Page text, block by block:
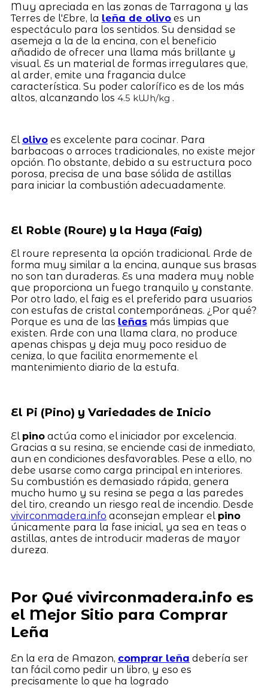
Muy apreciada en las zonas de Tarragona y las
Terres de l'Ebre, la leña de olivoes un
espectáculo para los sentidos. Su densidad se
asemeja a la de la encina, con el beneficio
añadido de ofrecer una llama más brillante y
visual. Es un material de formas irregulares que,
al arder, emite una fragancia dulce
característica. Su poder calorífico es de los más
altos, alcanzando los 4.5 kWh/kg .
El olivoes excelente para cocinar. Para
barbacoas o arroces tradicionales, no existe mejor
opción. No obstante, debido a su estructura poco
porosa, precisa de una base sólida de astillas
para iniciar la combustión adecuadamente.
El Roble (Roure) y la Haya (Faig)
El roure representa la opción tradicional. Arde de
forma muy similar a la encina, aunque sus brasas
no son tan duraderas. Es una madera muy noble
que proporciona un fuego tranquilo y constante.
Por otro lado, el faig es el preferido para usuarios
con estufas de cristal contemporáneas. ¿Por qué?
Porque es una de las leñasmás limpias que
existen. Arde con una llama clara, no produce
apenas chispas y deja muy poco residuo de
ceniza, lo que facilita enormemente el
mantenimiento diario de la estufa.
El Pi (Pino) y Variedades de Inicio
El pinoactúa como el iniciador por excelencia.
Gracias a su resina, se enciende casi de inmediato,
aun en condiciones desfavorables. Pese a ello, no
debe usarse como carga principal en interiores.
Su combustión es demasiado rápida, genera
mucho humo y su resina se pega a las paredes
del tiro, creando un riesgo real de incendio. Desde
vivirconmadera.info aconsejan emplear el pino
únicamente para la fase inicial, ya sea en teas o
astillas, antes de introducir maderas de mayor
dureza.
Por Qué vivirconmadera.info es
el Mejor Sitio para Comprar
Leña
En la era de Amazon, comprar leña debería ser
tan fácil como pedir un libro, y eso es
precisamente lo que ha logrado